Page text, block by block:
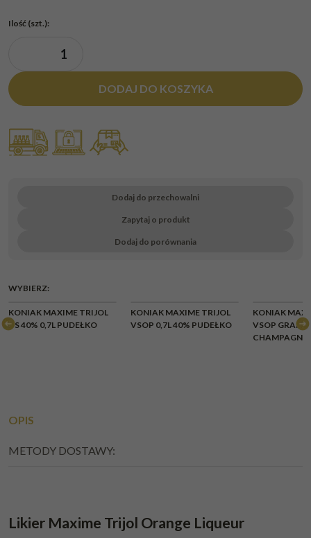
Ilość (szt.):
DODAJ DO KOSZYKA
Dodaj do przechowalni
Zapytaj o produkt
Dodaj do porównania
WYBIERZ:
KONIAK MAXIME TRIJOL
VS 40% 0,7L PUDEŁKO
KONIAK MAXIME TRIJOL
VSOP 0,7L 40% PUDEŁKO
KONIAK
VSOP
CHAMPAGNE
OPIS
METODY DOSTAWY:
Likier Maxime Trijol Orange Liqueur